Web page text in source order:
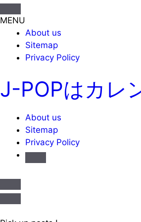
MENU
About us
Sitemap
Privacy Policy
J-POPはカレ
About us
Sitemap
Privacy Policy